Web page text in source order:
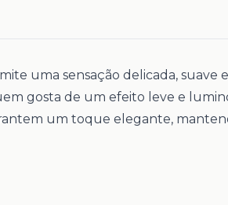
uma sensação delicada, suave e
gosta de um efeito leve e
um toque elegante,